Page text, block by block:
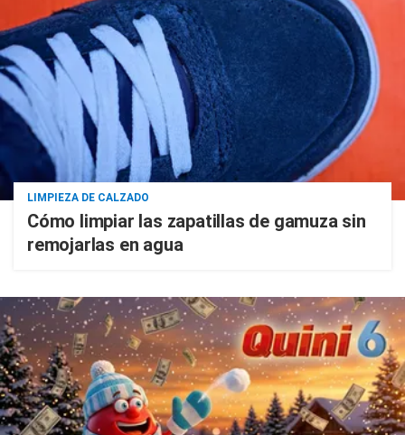
LIMPIEZA DE CALZADO
Cómo limpiar las zapatillas de gamuza sin
remojarlas en agua